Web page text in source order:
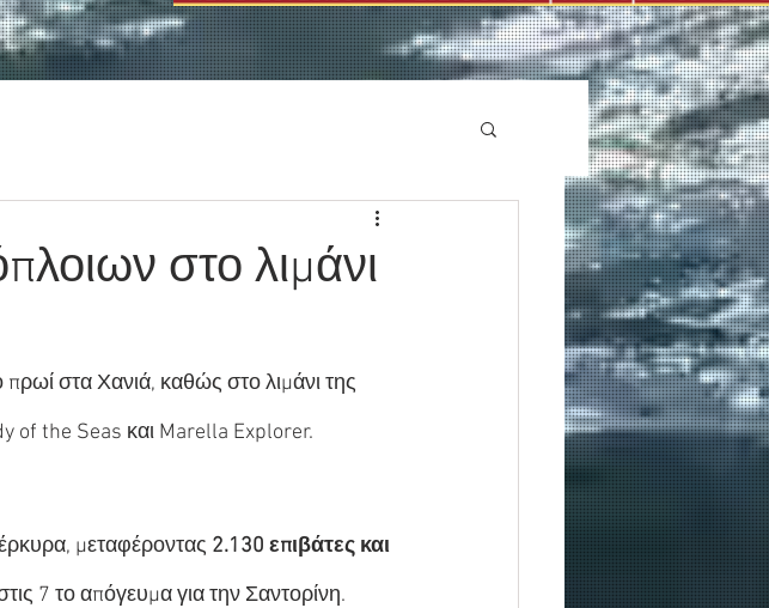
στο λιμάνι
στα Χανιά, καθώς στο λιμάνι της
of the Seas και Marella Explorer.
μεταφέροντας 2.130 επιβάτες και
7 το απόγευμα για την Σαντορίνη.